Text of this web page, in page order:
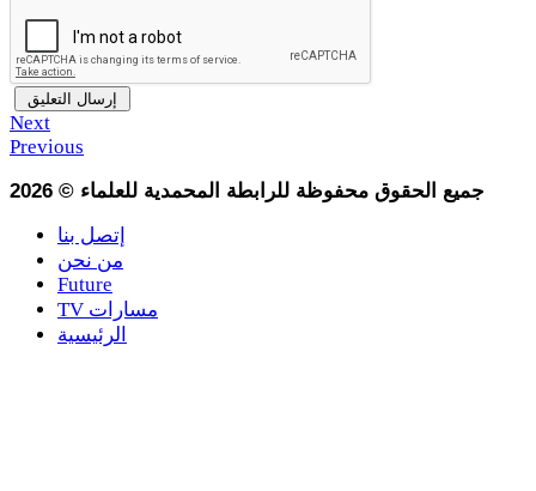
Next
Previous
2026 © جميع الحقوق محفوظة للرابطة المحمدية للعلماء
إتصل بنا
من نحن
Future
TV مسارات
الرئيسية